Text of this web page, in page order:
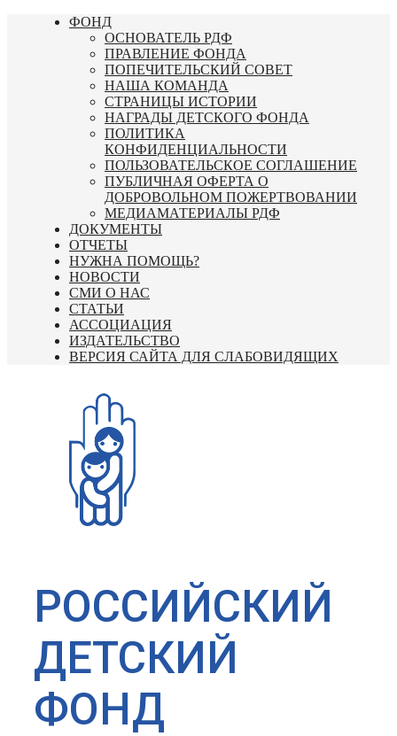
Перейти
ФОНД
ОСНОВАТЕЛЬ РДФ
ПРАВЛЕНИЕ ФОНДА
ПОПЕЧИТЕЛЬСКИЙ СОВЕТ
НАША КОМАНДА
СТРАНИЦЫ ИСТОРИИ
НАГРАДЫ ДЕТСКОГО ФОНДА
ПОЛИТИКА
КОНФИДЕНЦИАЛЬНОСТИ
ПОЛЬЗОВАТЕЛЬСКОЕ СОГЛАШЕНИЕ
ПУБЛИЧНАЯ ОФЕРТА О
ДОБРОВОЛЬНОМ ПОЖЕРТВОВАНИИ
МЕДИАМАТЕРИАЛЫ РДФ
ДОКУМЕНТЫ
ОТЧЕТЫ
НУЖНА ПОМОЩЬ?
НОВОСТИ
СМИ О НАС
СТАТЬИ
АССОЦИАЦИЯ
ИЗДАТЕЛЬСТВО
ВЕРСИЯ САЙТА ДЛЯ СЛАБОВИДЯЩИХ
РОССИЙСКИЙ
ДЕТСКИЙ
ФОНД